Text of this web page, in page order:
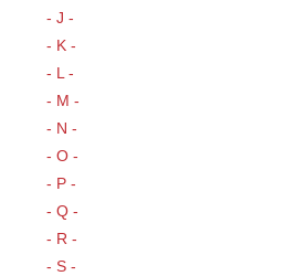
- J -
- K -
- L -
- M -
- N -
- O -
- P -
- Q -
- R -
- S -